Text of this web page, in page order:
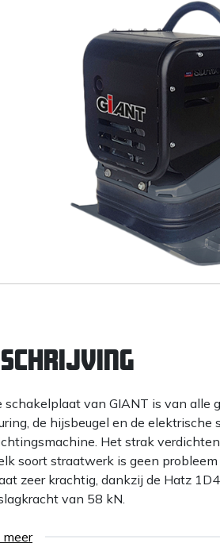
schakelplaat van GIANT is van alle
de hijsbeugel en de
Het strak
soort straatwerk is geen
zeer krachtig, dankzij de Hatz
van 58 kN.
meer